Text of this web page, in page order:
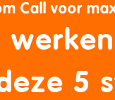
Call voor
5